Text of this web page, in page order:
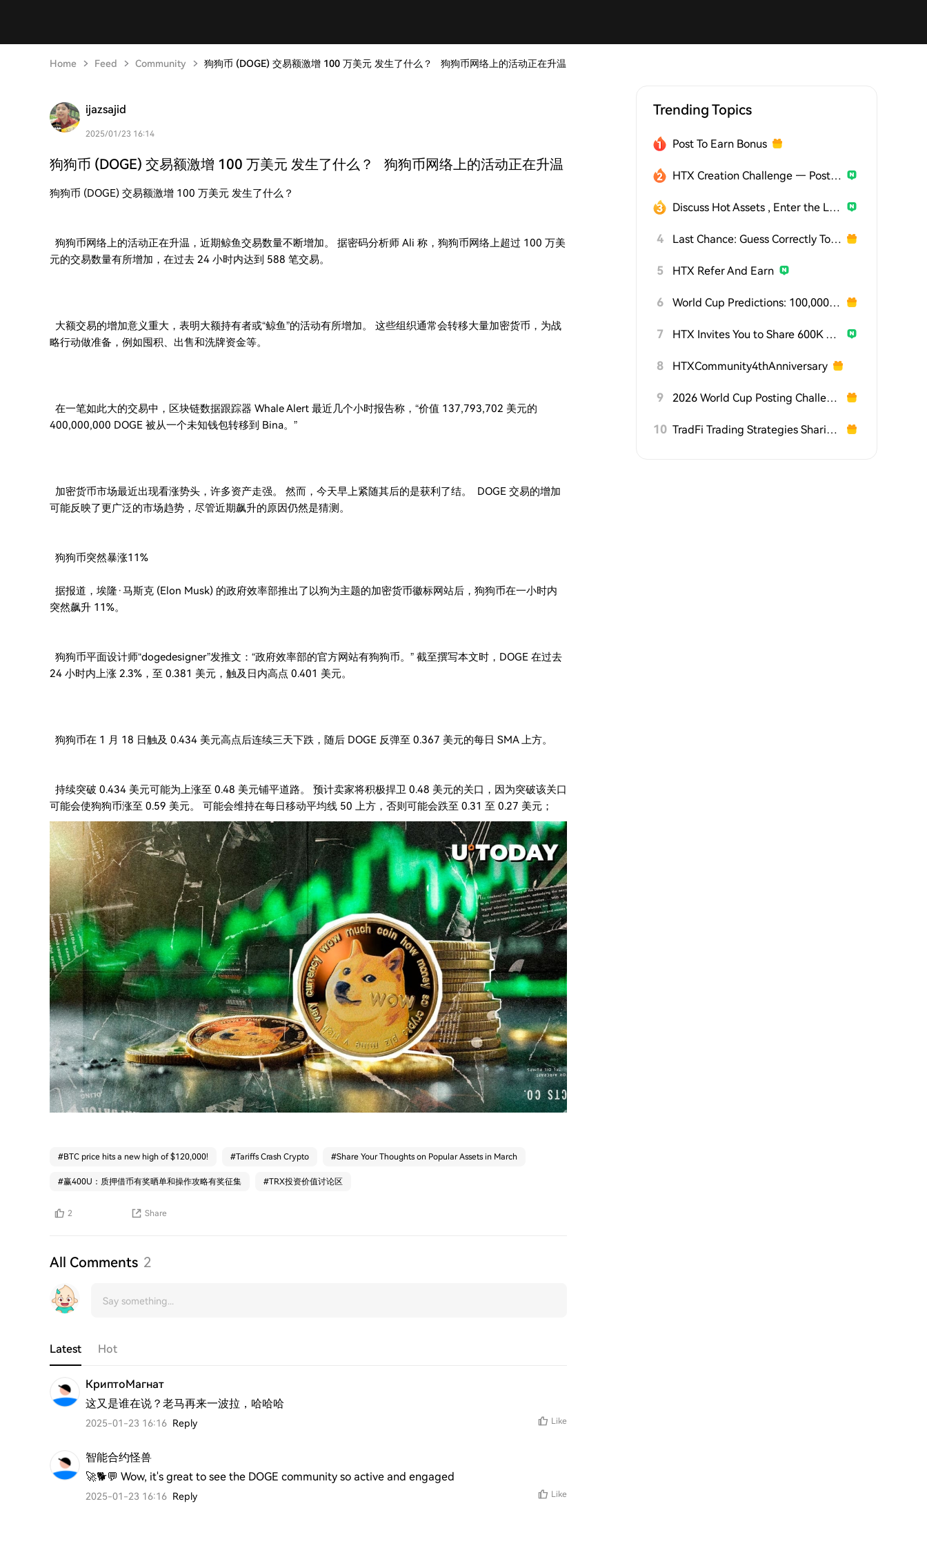
Home Feed Community 狗狗币 (DOGE) 交易额激增 100 万美元 发生了什么？ 狗狗币网络上的活动正在升温
ijazsajid
2025/01/23 16:14
狗狗币 (DOGE) 交易额激增 100 万美元 发生了什么？ 狗狗币网络上的活动正在升温
狗狗币 (DOGE) 交易额激增 100 万美元 发生了什么？
狗狗币网络上的活动正在升温，近期鲸鱼交易数量不断增加。 据密码分析师 Ali 称，狗狗币网络上超过 100 万美
元的交易数量有所增加，在过去 24 小时内达到 588 笔交易。
大额交易的增加意义重大，表明大额持有者或“鲸鱼”的活动有所增加。 这些组织通常会转移大量加密货币，为战
略行动做准备，例如囤积、出售和洗牌资金等。
在一笔如此大的交易中，区块链数据跟踪器 Whale Alert 最近几个小时报告称，“价值 137,793,702 美元的
400,000,000 DOGE 被从一个未知钱包转移到 Bina。”
加密货币市场最近出现看涨势头，许多资产走强。 然而，今天早上紧随其后的是获利了结。 DOGE 交易的增加
可能反映了更广泛的市场趋势，尽管近期飙升的原因仍然是猜测。
狗狗币突然暴涨11%
据报道，埃隆·马斯克 (Elon Musk) 的政府效率部推出了以狗为主题的加密货币徽标网站后，狗狗币在一小时内
突然飙升 11%。
狗狗币平面设计师“dogedesigner”发推文：“政府效率部的官方网站有狗狗币。” 截至撰写本文时，DOGE 在过去
24 小时内上涨 2.3%，至 0.381 美元，触及日内高点 0.401 美元。
狗狗币在 1 月 18 日触及 0.434 美元高点后连续三天下跌，随后 DOGE 反弹至 0.367 美元的每日 SMA 上方。
持续突破 0.434 美元可能为上涨至 0.48 美元铺平道路。 预计卖家将积极捍卫 0.48 美元的关口，因为突破该关口
可能会使狗狗币涨至 0.59 美元。 可能会维持在每日移动平均线 50 上方，否则可能会跌至 0.31 至 0.27 美元；
#BTC price hits a new high of $120,000! #Tariffs Crash Crypto #Share Your Thoughts on Popular Assets in March
#赢400U：质押借币有奖晒单和操作攻略有奖征集 #TRX投资价值讨论区
2 Share
All Comments 2
Latest Hot
КриптоМагнат
这又是谁在说？老马再来一波拉，哈哈哈
2025-01-23 16:16 Reply Like
智能合约怪兽
🚀🐕💬 Wow, it's great to see the DOGE community so active and engaged
2025-01-23 16:16 Reply Like
Trending Topics
Post To Earn Bonus
HTX Creation Challenge — Post and Win 1,500U
Discuss Hot Assets , Enter the Lucky Draw
4 Last Chance: Guess Correctly Today and Win More
5 HTX Refer And Earn
6 World Cup Predictions: 100,000 USDT Daily
7 HTX Invites You to Share 600K USDT in Gift Packs
8 HTXCommunity4thAnniversary
9 2026 World Cup Posting Challenge on HTX Square
10 TradFi Trading Strategies Sharing Challenge